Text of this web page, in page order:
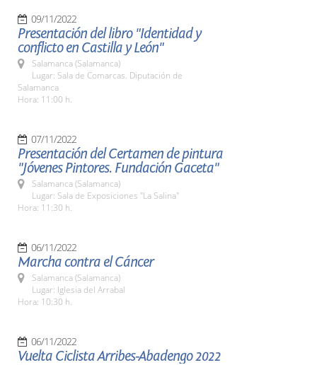
09/11/2022
Presentación del libro "Identidad y
conflicto en Castilla y León"
Salamanca (Salamanca)
Lugar: Sala de Comarcas. Diputación de
Salamanca
Hora: 11:00 h.
07/11/2022
Presentación del Certamen de pintura
"Jóvenes Pintores. Fundación Gaceta"
Salamanca (Salamanca)
Lugar: Sala de Exposiciones "La Salina"
Hora: 11:30 h.
06/11/2022
Marcha contra el Cáncer
Salamanca (Salamanca)
Lugar: Iglesia del Arrabal
Hora: 10:30 h.
06/11/2022
Vuelta Ciclista Arribes-Abadengo 2022